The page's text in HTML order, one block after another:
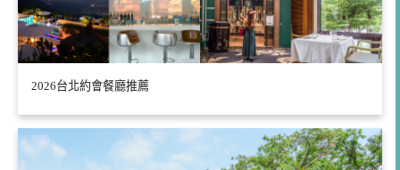
2026台北約會餐廳推薦